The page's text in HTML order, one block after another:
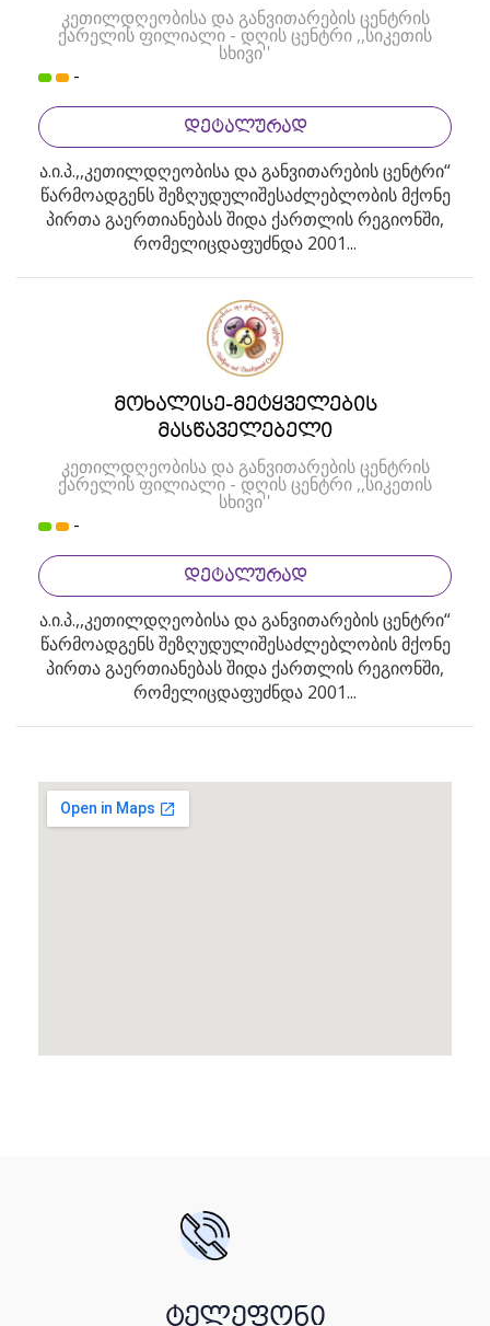
კეთილდღეობისა და განვითარების ცენტრის
ქარელის ფილიალი - დღის ცენტრი ,,სიკეთის
სხივი''
-
ᲓᲔᲢᲐᲚᲣᲠᲐᲓ
ა.ი.პ.,,კეთილდღეობისა და განვითარების ცენტრი“
წარმოადგენს შეზღუდულიშესაძლებლობის მქონე
პირთა გაერთიანებას შიდა ქართლის რეგიონში,
რომელიცდაფუძნდა 2001...
მოხალისე-მეტყველების
მასწაველებელი
კეთილდღეობისა და განვითარების ცენტრის
ქარელის ფილიალი - დღის ცენტრი ,,სიკეთის
სხივი''
-
ᲓᲔᲢᲐᲚᲣᲠᲐᲓ
ა.ი.პ.,,კეთილდღეობისა და განვითარების ცენტრი“
წარმოადგენს შეზღუდულიშესაძლებლობის მქონე
პირთა გაერთიანებას შიდა ქართლის რეგიონში,
რომელიცდაფუძნდა 2001...
ტელეფონი